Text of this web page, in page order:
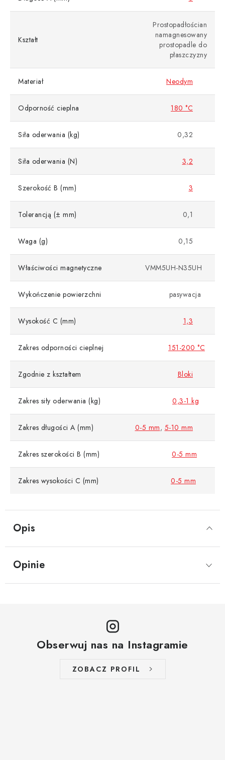
Opis
Kształt
Prostopadłościan
namagnesowany
prostopadle do
płaszczyzny
Materiał Neodym
Odporność cieplna 180 °C
Siła oderwania (kg) 0,32
Siła oderwania (N) 3,2
Szerokość B (mm) 3
Tolerancją (± mm) 0,1
Waga (g) 0,15
Właściwości magnetyczne VMM5UH-N35UH
Wykończenie powierzchni pasywacja
Wysokość C (mm) 1,3
Zakres odporności cieplnej 151-200 °C
Zgodnie z kształtem Bloki
Zakres siły oderwania (kg) 0,3-1 kg
Zakres długości A (mm) 0-5 mm, 5-10 mm
Zakres szerokości B (mm) 0-5 mm
Zakres wysokości C (mm) 0-5 mm
Opinie
Obserwuj nas na Instagramie
ZOBACZ PROFIL